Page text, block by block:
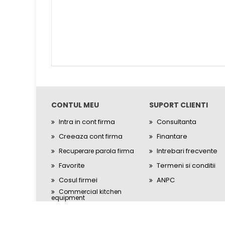
CONTUL MEU
Intra in cont firma
Creeaza cont firma
Recuperare parola firma
Favorite
Cosul firmei
Commercial kitchen
equipment
SUPORT CLIENTI
Consultanta
Finantare
Intrebari frecvente
Termeni si conditii
ANPC